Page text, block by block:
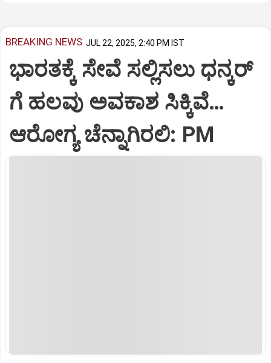
BREAKING NEWS JUL 22, 2025, 2:40 PM IST
ಭಾರತಕ್ಕೆ ಸೇವೆ ಸಲ್ಲಿಸಲು ಧನ್ಕರ್‌
ಗೆ ಹಲವು ಅವಕಾಶ ಸಿಕ್ಕಿವೆ…
ಆರೋಗ್ಯ ಚೆನ್ನಾಗಿರಲಿ: PM